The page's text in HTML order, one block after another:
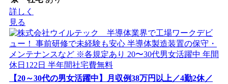
詳しく
見る
【20～30代の男女活躍中】月収例38万円以上／4勤2休／